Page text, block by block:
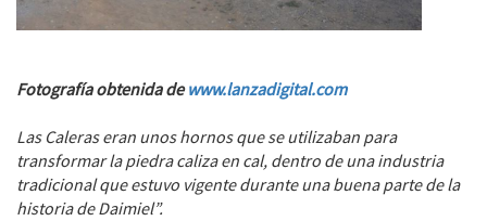
Fotografía obtenida dewww.lanzadigital.com
Las Caleras eran unos hornos que se utilizaban para
transformar la piedra caliza en cal, dentro de una industria
tradicional que estuvo vigente durante una buena parte de la
historia de Daimiel”.